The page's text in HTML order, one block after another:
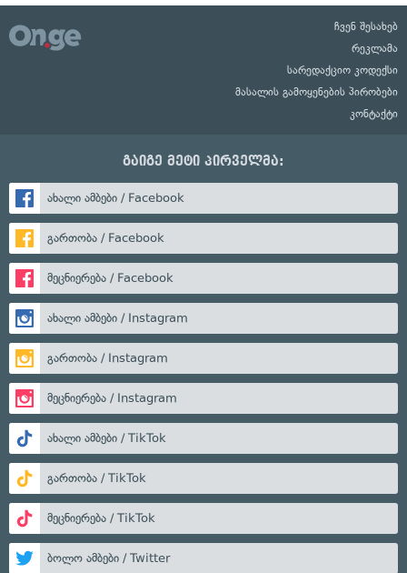
ჩვენ შესახებ
რეკლამა
სარედაქციო კოდექსი
მასალის გამოყენების პირობები
კონტაქტი
გაიგე მეტი პირველმა:
ახალი ამბები / Facebook
გართობა / Facebook
მეცნიერება / Facebook
ახალი ამბები / Instagram
გართობა / Instagram
მეცნიერება / Instagram
ახალი ამბები / TikTok
გართობა / TikTok
მეცნიერება / TikTok
ბოლო ამბები / Twitter